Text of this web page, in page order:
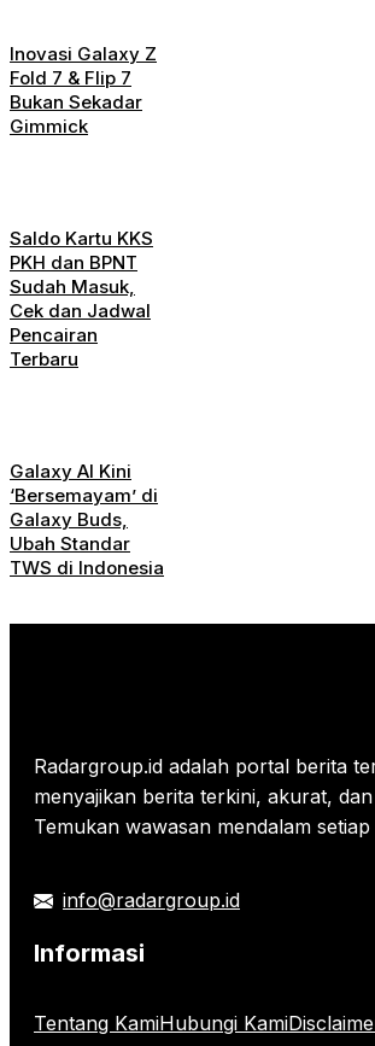
Inovasi Galaxy Z
Fold 7 & Flip 7
Bukan Sekadar
Gimmick
Saldo Kartu KKS
PKH dan BPNT
Sudah Masuk,
Cek dan Jadwal
Pencairan
Terbaru
Galaxy AI Kini
‘Bersemayam’ di
Galaxy Buds,
Ubah Standar
TWS di Indonesia
Radargroup.id adalah portal berita
menyajikan berita terkini, akurat, dan
Temukan wawasan mendalam
info@radargroup.id
Informasi
Tentang KamiHubungi Kami